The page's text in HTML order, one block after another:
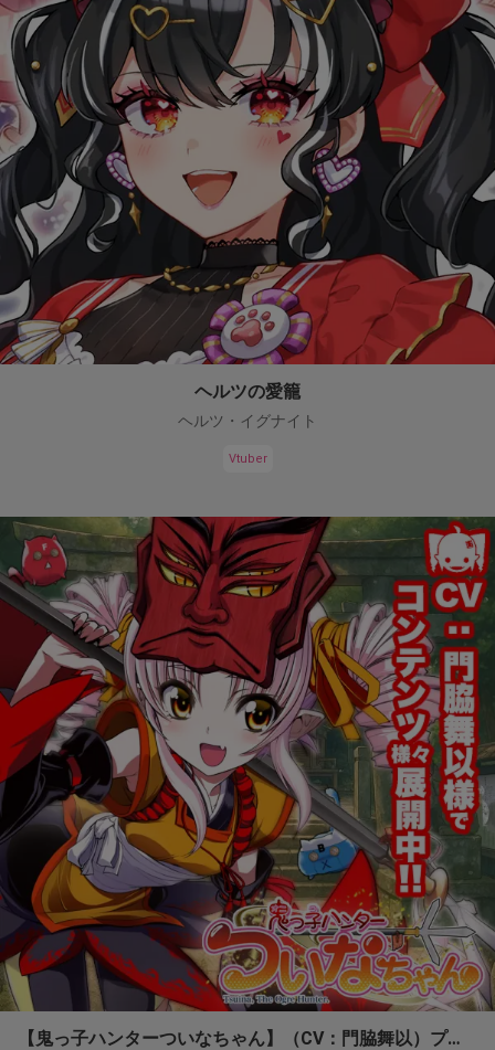
ヘルツの愛籠
ヘルツ・イグナイト
Vtuber
【鬼っ子ハンターついなちゃん】（CV：門脇舞以）プロジェクト！